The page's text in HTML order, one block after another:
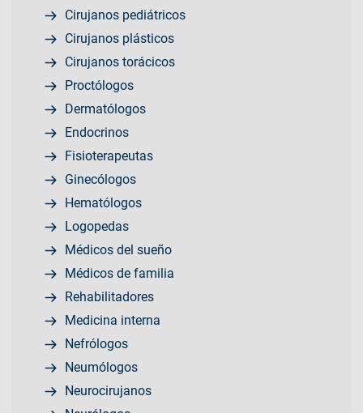
Cirujanos pediátricos
Cirujanos plásticos
Cirujanos torácicos
Proctólogos
Dermatólogos
Endocrinos
Fisioterapeutas
Ginecólogos
Hematólogos
Logopedas
Médicos del sueño
Médicos de familia
Rehabilitadores
Medicina interna
Nefrólogos
Neumólogos
Neurocirujanos